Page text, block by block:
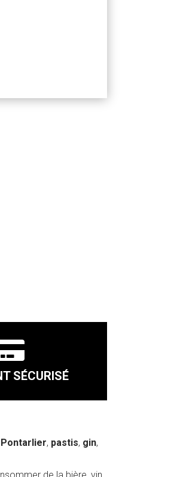
SÉCURISÉ
Pontarlier, pastis, gin,